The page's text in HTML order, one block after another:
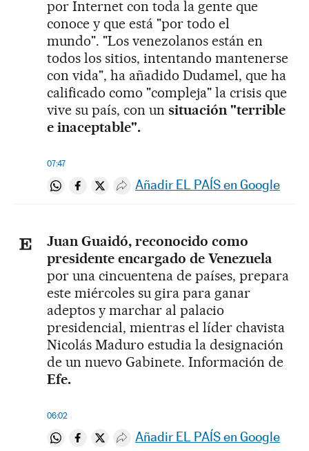
por Internet con toda la gente que
conoce y que está "por todo el
mundo". "Los venezolanos están en
todos los sitios, intentando mantenerse
con vida", ha añadido Dudamel, que ha
calificado como "compleja" la crisis que
vive su país, con un situación "terrible
e inaceptable".
07:47
Compartir en Whatsapp
Compartir en Facebook
Compartir en Twitter
Desplegar Redes Sociales
Añadir EL PAÍS en Google
Juan Guaidó, reconocido como
presidente encargado de Venezuela
por una cincuentena de países, prepara
este miércoles su gira para ganar
adeptos y marchar al palacio
presidencial, mientras el líder chavista
Nicolás Maduro estudia la designación
de un nuevo Gabinete. Información de
Efe.
06:02
Compartir en Whatsapp
Compartir en Facebook
Compartir en Twitter
Desplegar Redes Sociales
Añadir EL PAÍS en Google